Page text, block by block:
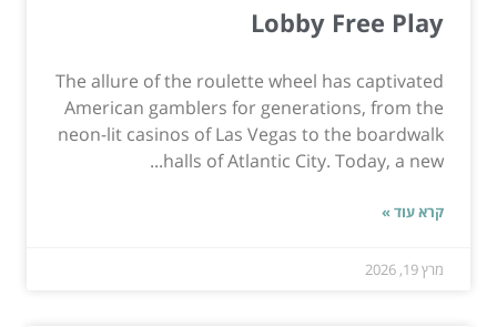
Lobby Free Play
The allure of the roulette wheel has captivated
American gamblers for generations, from the
neon-lit casinos of Las Vegas to the boardwalk
halls of Atlantic City. Today, a new...
קרא עוד »
מרץ 19, 2026